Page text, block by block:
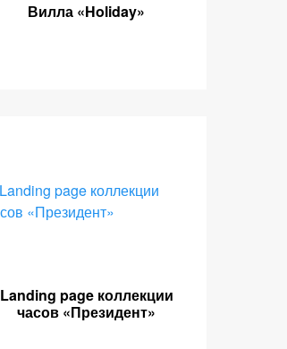
Вилла «Holiday»
Landing page коллекции
часов «Президент»